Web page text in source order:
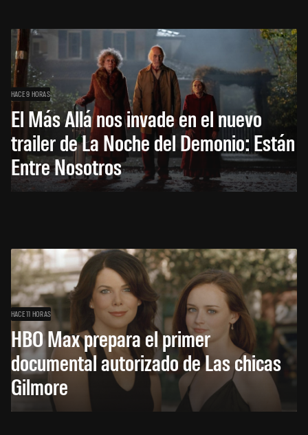
HACE 9 HORAS
El Más Allá nos invade en el nuevo
trailer de La Noche del Demonio: Están
Entre Nosotros
HACE 11 HORAS
HBO Max prepara el primer
documental autorizado de Las chicas
Gilmore